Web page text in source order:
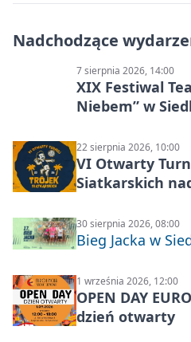
Nadchodzące
7 sierpnia 2026, 14:00
XIX Festiwal
Niebem” w
22 sierpnia 2026, 10:00
VI Otwarty
Siatkarskich
30 sierpnia 2026, 08:00
Bieg Jacka w
1 września 2026, 12:00
OPEN DAY
dzień otwarty